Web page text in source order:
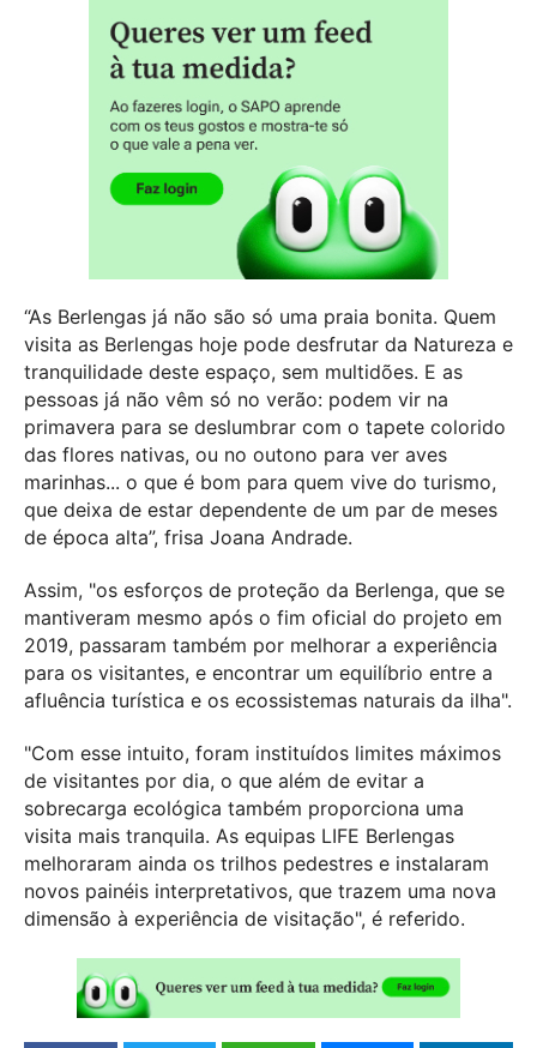
“As Berlengas já não são só uma praia bonita. Quem
visita as Berlengas hoje pode desfrutar da Natureza e
tranquilidade deste espaço, sem multidões. E as
pessoas já não vêm só no verão: podem vir na
primavera para se deslumbrar com o tapete colorido
das flores nativas, ou no outono para ver aves
marinhas... o que é bom para quem vive do turismo,
que deixa de estar dependente de um par de meses
de época alta”, frisa Joana Andrade.
Assim, "os esforços de proteção da Berlenga, que se
mantiveram mesmo após o fim oficial do projeto em
2019, passaram também por melhorar a experiência
para os visitantes, e encontrar um equilíbrio entre a
afluência turística e os ecossistemas naturais da ilha".
"Com esse intuito, foram instituídos limites máximos
de visitantes por dia, o que além de evitar a
sobrecarga ecológica também proporciona uma
visita mais tranquila. As equipas LIFE Berlengas
melhoraram ainda os trilhos pedestres e instalaram
novos painéis interpretativos, que trazem uma nova
dimensão à experiência de visitação", é referido.